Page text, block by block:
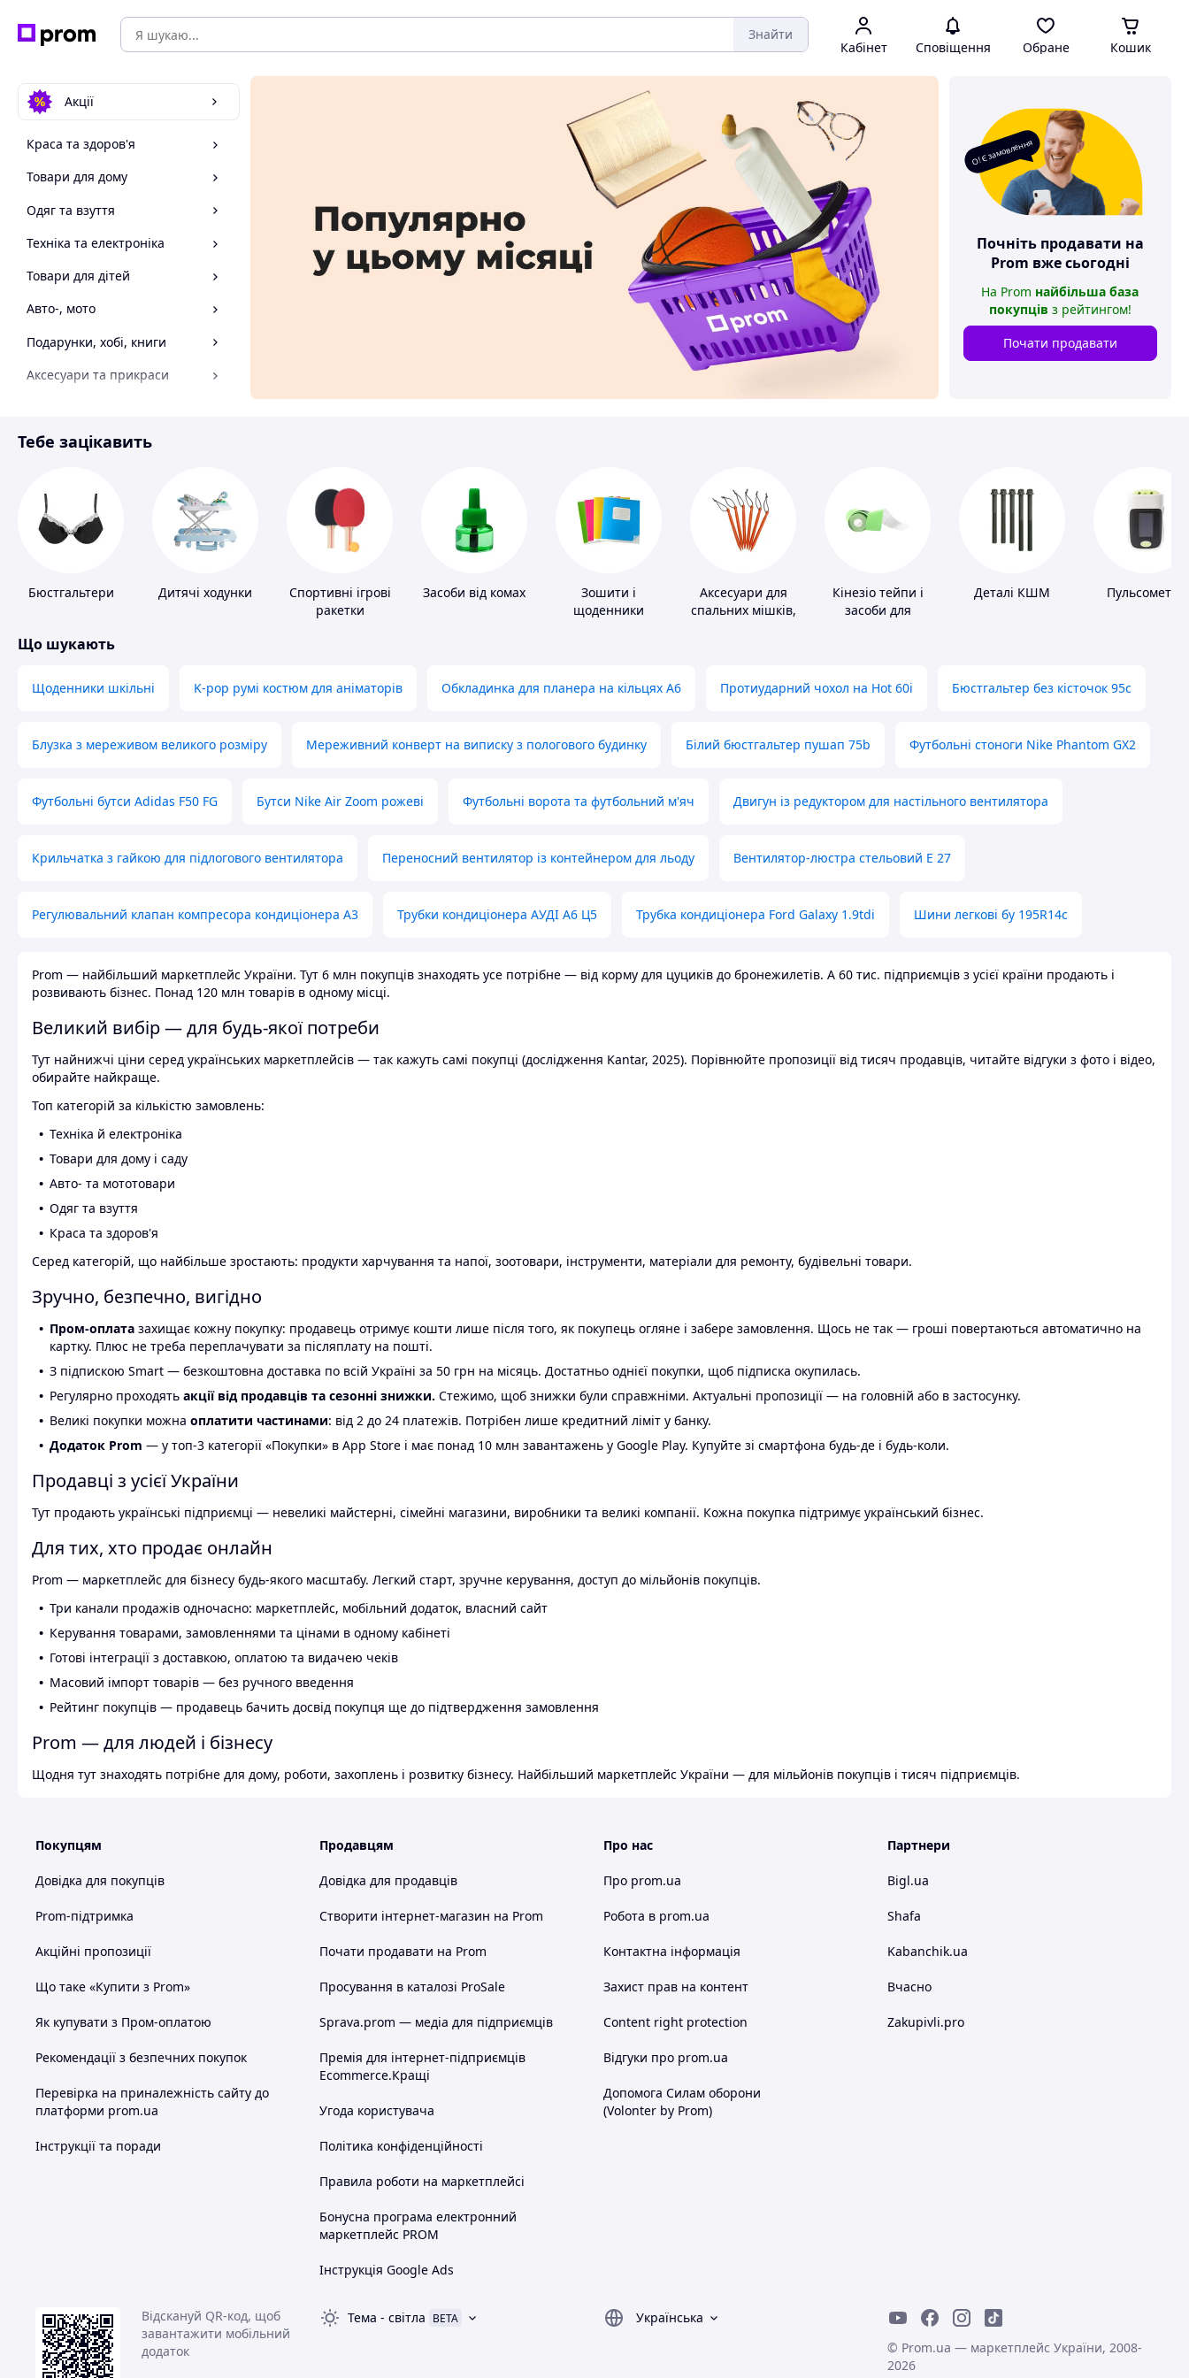
Знайти
Кабінет Сповіщення Обране Кошик
Акції
Краса та здоров'я
Товари для дому
Одяг та взуття
Техніка та електроніка
Товари для дітей
Авто-, мото
Подарунки, хобі, книги
Аксесуари та прикраси
Спорт і відпочинок
О! Є замовлення
Почніть продавати на
Prom вже сьогодні
На Prom найбільша база
покупців з рейтингом!
Почати продавати
Тебе зацікавить
Бюстгальтери Дитячі ходунки
Спортивні ігрові
ракетки
Засоби від комах
Зошити і
щоденники
Аксесуари для
спальних мішків,
Кінезіо тейпи і
засоби для
Деталі КШМ Пульсометри
Що шукають
Щоденники шкільні K-pop румі костюм для аніматорів Обкладинка для планера на кільцях А6 Протиударний чохол на Hot 60i Бюстгальтер без кісточок 95с
Блузка з мереживом великого розміру Мереживний конверт на виписку з пологового будинку Білий бюстгальтер пушап 75b Футбольні стоноги Nike Phantom GX2
Футбольні бутси Adidas F50 FG Бутси Nike Air Zoom рожеві Футбольні ворота та футбольний м'яч Двигун із редуктором для настільного вентилятора
Крильчатка з гайкою для підлогового вентилятора Переносний вентилятор із контейнером для льоду Вентилятор-люстра стельовий E 27
Регулювальний клапан компресора кондиціонера А3 Трубки кондиціонера АУДІ А6 Ц5 Трубка кондиціонера Ford Galaxy 1.9tdi Шини легкові бу 195R14c
Prom — найбільший маркетплейс України. Тут 6 млн покупців знаходять усе потрібне — від корму для цуциків до бронежилетів. А 60 тис. підприємців з усієї країни продають і
розвивають бізнес. Понад 120 млн товарів в одному місці.
Великий вибір — для будь-якої потреби
Тут найнижчі ціни серед українських маркетплейсів — так кажуть самі покупці (дослідження Kantar, 2025). Порівнюйте пропозиції від тисяч продавців, читайте відгуки з фото і відео,
обирайте найкраще.
Топ категорій за кількістю замовлень:
Техніка й електроніка
Товари для дому і саду
Авто- та мототовари
Одяг та взуття
Краса та здоров'я
Серед категорій, що найбільше зростають: продукти харчування та напої, зоотовари, інструменти, матеріали для ремонту, будівельні товари.
Зручно, безпечно, вигідно
Пром-оплата захищає кожну покупку: продавець отримує кошти лише після того, як покупець огляне і забере замовлення. Щось не так — гроші повертаються автоматично на
картку. Плюс не треба переплачувати за післяплату на пошті.
З підпискою Smart — безкоштовна доставка по всій Україні за 50 грн на місяць. Достатньо однієї покупки, щоб підписка окупилась.
Регулярно проходять акції від продавців та сезонні знижки. Стежимо, щоб знижки були справжніми. Актуальні пропозиції — на головній або в застосунку.
Великі покупки можна оплатити частинами: від 2 до 24 платежів. Потрібен лише кредитний ліміт у банку.
Додаток Prom — у топ-3 категорії «Покупки» в App Store і має понад 10 млн завантажень у Google Play. Купуйте зі смартфона будь-де і будь-коли.
Продавці з усієї України
Тут продають українські підприємці — невеликі майстерні, сімейні магазини, виробники та великі компанії. Кожна покупка підтримує український бізнес.
Для тих, хто продає онлайн
Prom — маркетплейс для бізнесу будь-якого масштабу. Легкий старт, зручне керування, доступ до мільйонів покупців.
Три канали продажів одночасно: маркетплейс, мобільний додаток, власний сайт
Керування товарами, замовленнями та цінами в одному кабінеті
Готові інтеграції з доставкою, оплатою та видачею чеків
Масовий імпорт товарів — без ручного введення
Рейтинг покупців — продавець бачить досвід покупця ще до підтвердження замовлення
Prom — для людей і бізнесу
Щодня тут знаходять потрібне для дому, роботи, захоплень і розвитку бізнесу. Найбільший маркетплейс України — для мільйонів покупців і тисяч підприємців.
Покупцям
Довідка для покупців
Prom-підтримка
Акційні пропозиції
Що таке «Купити з Prom»
Як купувати з Пром-оплатою
Рекомендації з безпечних покупок
Перевірка на приналежність сайту до
платформи prom.ua
Інструкції та поради
Продавцям
Довідка для продавців
Створити інтернет-магазин на Prom
Почати продавати на Prom
Просування в каталозі ProSale
Sprava.prom — медіа для підприємців
Премія для інтернет-підприємців
Ecommerce.Кращі
Угода користувача
Політика конфіденційності
Правила роботи на маркетплейсі
Бонусна програма електронний
маркетплейс PROM
Інструкція Google Ads
Про нас
Про prom.ua
Робота в prom.ua
Контактна інформація
Захист прав на контент
Content right protection
Відгуки про prom.ua
Допомога Силам оборони
(Volonter by Prom)
Партнери
Bigl.ua
Shafa
Kabanchik.ua
Вчасно
Zakupivli.pro
Відскануй QR-код, щоб
завантажити мобільний
додаток
Тема - світла BETA
Українська
© Prom.ua — маркетплейс України, 2008-
2026